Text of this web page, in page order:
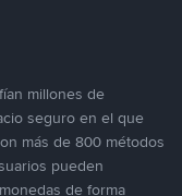
millones de
seguro en el que
más de 800 métodos
pueden
de forma